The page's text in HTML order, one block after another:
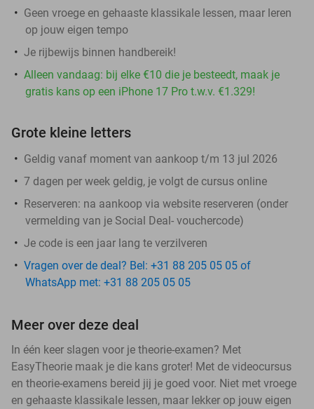
Geen vroege en gehaaste klassikale lessen, maar leren
op jouw eigen tempo
Je rijbewijs binnen handbereik!
Alleen vandaag: bij elke €10 die je besteedt, maak je
gratis kans op een iPhone 17 Pro t.w.v. €1.329!
Grote kleine letters
Geldig vanaf moment van aankoop t/m 13 jul 2026
7 dagen per week geldig, je volgt de cursus online
Reserveren: na aankoop via website reserveren (onder
vermelding van je Social Deal- vouchercode)
Je code is een jaar lang te verzilveren
Vragen over de deal? Bel: +31 88 205 05 05 of
WhatsApp met: +31 88 205 05 05
Meer over deze deal
In één keer slagen voor je theorie-examen? Met
EasyTheorie maak je die kans groter! Met de videocursus
en theorie-examens bereid jij je goed voor. Niet met vroege
en gehaaste klassikale lessen, maar lekker op jouw eigen